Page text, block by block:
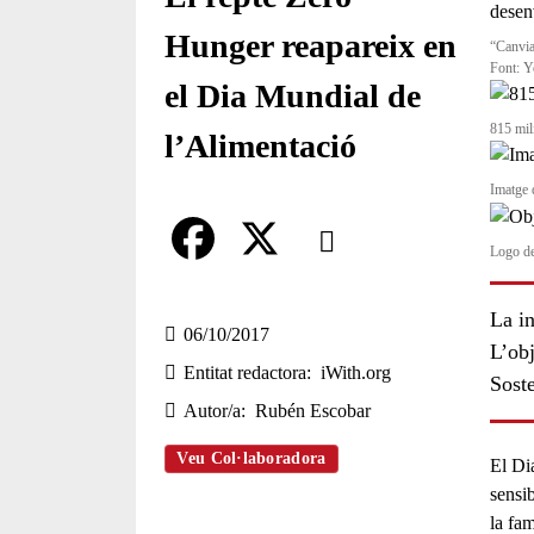
Hunger reapareix en
el Dia Mundial de
l’Alimentació
Comparteix
a
c
e
Compartir en altres xarxes
06/10/2017
Entitat redactora
iWith.org
Autor/a
Rubén Escobar
Veu Col·laboradora
Font:
815
Imatge
Logo
La
El
la